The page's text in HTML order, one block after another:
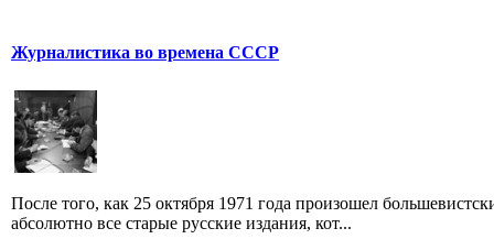
Журналистика во времена СССР
После того, как 25 октября 1971 года произошел
абсолютно все старые русские издания, кот...